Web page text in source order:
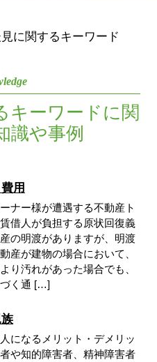
に関するキーワード
キーワードに関
識や事例
用
ナー様が遭遇する不動産ト
借人が負担する原状回復義
の明渡がありますが、明渡
産が建物の場合において、
り汚れがあった場合でも、
く通 […]
になるメリット・デメリッ
や知的障害者、精神障害者